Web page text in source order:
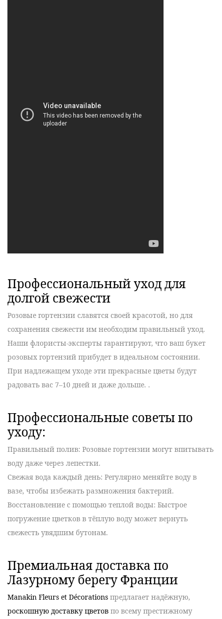
Профессиональный уход для
долгой свежести
Розовые гортензии славятся своей красотой, но для
сохранения свежести им необходим правильный уход.
Наши флористы-эксперты гарантируют, что ваш букет
розовых гортензий прибудет в идеальном состоянии.
При надлежащем уходе эти прекрасные цветы будут
радовать вас 7–10 дней и даже дольше. .
Профессиональные советы по
уходу:
Правильный полив: Розовые гортензии могут впитывать
воду даже через лепестки.
Свежая вода каждый день: Регулярно меняйте воду в
вазе, чтобы избежать размножения бактерий.
Восстановление с помощью теплой воды: Быстрое
погружение цветков в тёплую воду может вернуть
свежесть увядшим бутонам.
Премиальная доставка по
Лазурному берегу Франции
Manakin Fleurs et Décorations предлагает надёжную,
роскошную доставку цветов по всему престижному